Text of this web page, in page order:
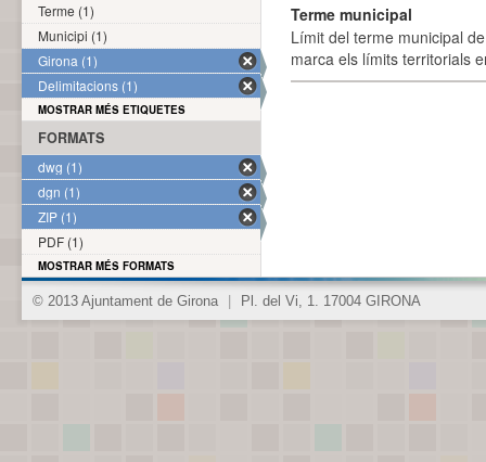
Terme municipal
Límit del terme municipal
marca els límits territorials
Terme (1)
Municipi (1)
Girona (1)
Delimitacions (1)
MOSTRAR MÉS ETIQUETES
FORMATS
dwg (1)
dgn (1)
ZIP (1)
PDF (1)
MOSTRAR MÉS FORMATS
© 2013 Ajuntament de Girona Pl. del Vi, 1. 17004 GIRONA